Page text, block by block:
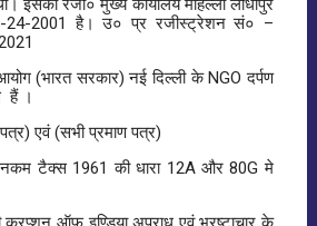
24-2001 है। उ० प्र रजीस्ट्रेशन सं० –
(भारत सरकार) नई दिल्ली के NGO दर्पण
हैं ।
एवं (सभी प्रमाण पत्र)
टैक्स 1961 की धारा 12A और 80G मे